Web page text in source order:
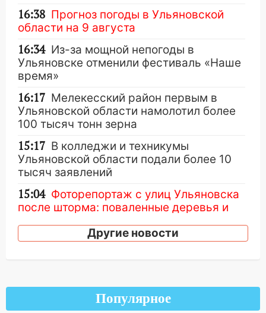
16:38 Прогноз погоды в Ульяновской
области на 9 августа
16:34 Из-за мощной непогоды в
Ульяновске отменили фестиваль «Наше
время»
16:17 Мелекесский район первым в
Ульяновской области намолотил более
100 тысяч тонн зерна
15:17 В колледжи и техникумы
Ульяновской области подали более 10
тысяч заявлений
15:04 Фоторепортаж с улиц Ульяновска
после шторма: поваленные деревья и
14:28 Ураган вырвал остановку на улице
пытаются расчистить ливнёвки, не
дождавшись коммунальщиков
Другие новости
Популярное